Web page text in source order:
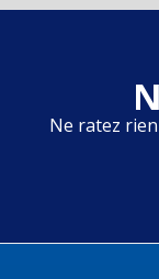
Ne ratez